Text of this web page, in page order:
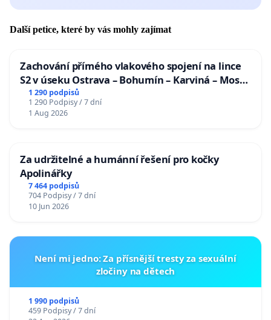
Další petice, které by vás mohly zajímat
Zachování přímého vlakového spojení na lince
S2 v úseku Ostrava – Bohumín – Karviná – Mosty
u Jablunkova
1 290 podpisů
1 290 Podpisy / 7 dní
1 Aug 2026
Za udržitelné a humánní řešení pro kočky
Apolinářky
7 464 podpisů
704 Podpisy / 7 dní
10 Jun 2026
Není mi jedno: Za přísnější tresty za sexuální
zločiny na dětech
1 990 podpisů
459 Podpisy / 7 dní